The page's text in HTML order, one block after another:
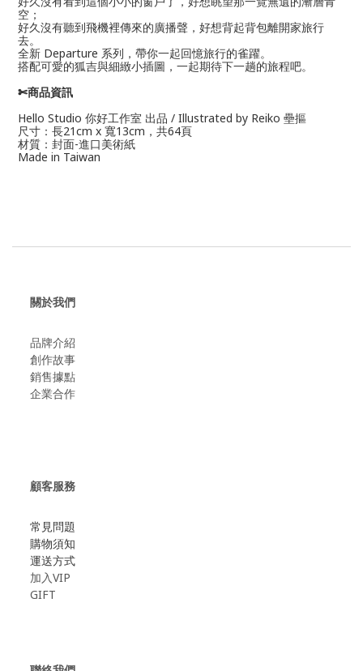
空；
好久沒有聽到飛機裡傳來的廣播聲，好想背起背包離開家旅行
去。
全新 Departure 系列，帶你一起回憶旅行的雀躍。
搭配可愛的狐吉與細緻小插圖，一起期待下一趟的旅程吧。
✄商品資訊
Hello Studio 你好工作室 出品 / Illustrated by Reiko 壘摳
尺寸：長21cm x 寬13cm，共64頁
材質：封面-進口美術紙
Made in Taiwan
關於我們
品牌介紹
創作故事
​銷售據點
企業合作
顧客服務
常見問題
購物須知
運送方式
加入VIP
GIFT